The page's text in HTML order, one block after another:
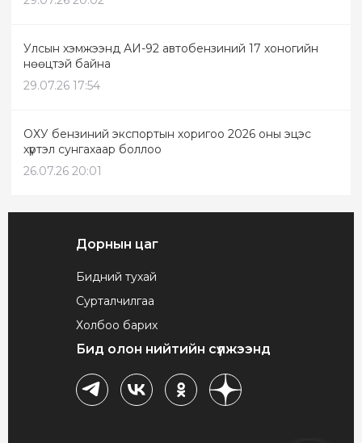
Улсын хэмжээнд АИ-92 автобензиний 17 хоногийн
нөөцтэй байна
29.07.26 17:54
ОХУ бензиний экспортын хоригоо 2026 оны эцэс
хүртэл сунгахаар боллоо
26.07.26 20:01
Дорнын цаг
Бидний тухай
Сурталчилгаа
Холбоо барих
Бид олон нийтийн сүлжээнд